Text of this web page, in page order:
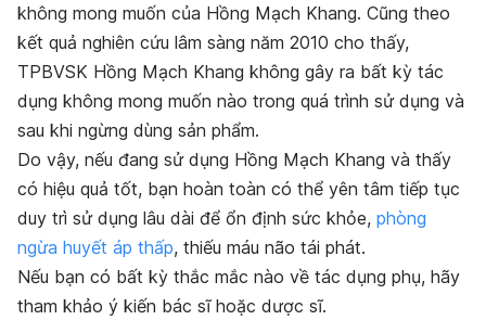
không mong muốn của Hồng Mạch Khang. Cũng theo
kết quả nghiên cứu lâm sàng năm 2010 cho thấy,
TPBVSK Hồng Mạch Khang không gây ra bất kỳ tác
dụng không mong muốn nào trong quá trình sử dụng và
sau khi ngừng dùng sản phẩm.
Do vậy, nếu đang sử dụng Hồng Mạch Khang và thấy
có hiệu quả tốt, bạn hoàn toàn có thể yên tâm tiếp tục
duy trì sử dụng lâu dài để ổn định sức khỏe, phòng
ngừa huyết áp thấp, thiếu máu não tái phát.
Nếu bạn có bất kỳ thắc mắc nào về tác dụng phụ, hãy
tham khảo ý kiến bác sĩ hoặc dược sĩ.